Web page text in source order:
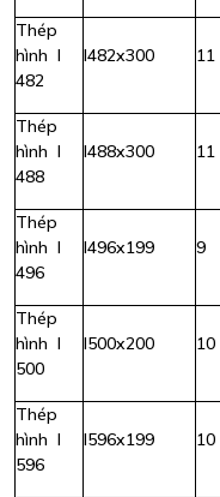
Thép
hình I
482
I482x300 11
Thép
hình I
488
I488x300 11
Thép
hình I
496
I496x199 9
Thép
hình I
500
I500x200 10
Thép
hình I
596
I596x199 10